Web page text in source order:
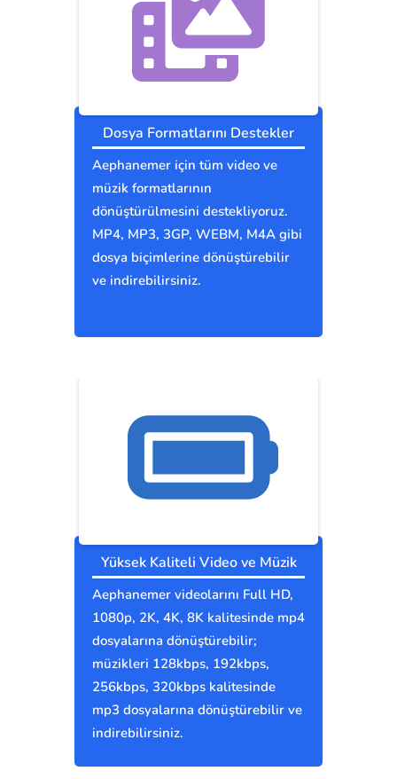
Dosya Formatlarını Destekler
Aephanemer için tüm video ve
müzik formatlarının
dönüştürülmesini destekliyoruz.
MP4, MP3, 3GP, WEBM, M4A gibi
dosya biçimlerine dönüştürebilir
ve indirebilirsiniz.
Yüksek Kaliteli Video ve Müzik
Aephanemer videolarını Full HD,
1080p, 2K, 4K, 8K kalitesinde mp4
dosyalarına dönüştürebilir;
müzikleri 128kbps, 192kbps,
256kbps, 320kbps kalitesinde
mp3 dosyalarına dönüştürebilir ve
indirebilirsiniz.